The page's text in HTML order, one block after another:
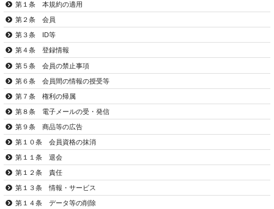
第１条 本規約の適用
第２条 会員
第３条 ID等
第４条 登録情報
第５条 会員の禁止事項
第６条 会員間の情報の授受等
第７条 権利の帰属
第８条 電子メールの受・発信
第９条 商品等の広告
第１０条 会員資格の抹消
第１１条 退会
第１２条 責任
第１３条 情報・サービス
第１４条 データ等の削除